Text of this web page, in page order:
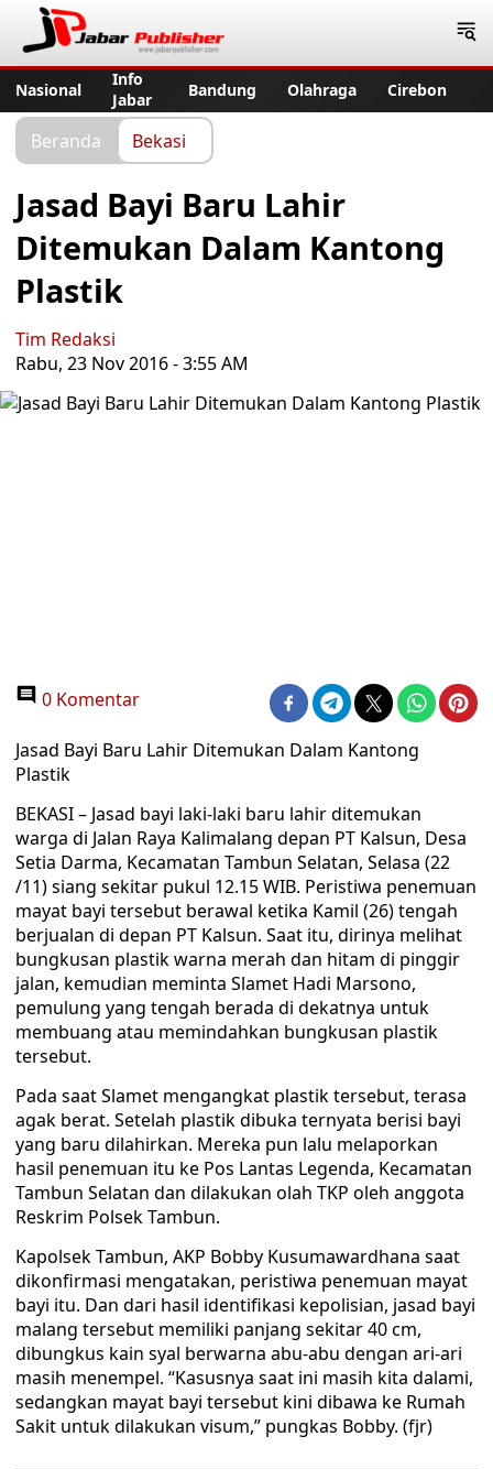
Nasional
Info
Jabar
Bandung Olahraga Cirebon
Beranda Bekasi
Jasad Bayi Baru Lahir
Ditemukan Dalam Kantong
Plastik
Tim Redaksi
Rabu, 23 Nov 2016 - 3:55 AM
0 Komentar
Jasad Bayi Baru Lahir Ditemukan Dalam Kantong
Plastik
BEKASI – Jasad bayi laki-laki baru lahir ditemukan
warga di Jalan Raya Kalimalang depan PT Kalsun, Desa
Setia Darma, Kecamatan Tambun Selatan, Selasa (22
/11) siang sekitar pukul 12.15 WIB. Peristiwa penemuan
mayat bayi tersebut berawal ketika Kamil (26) tengah
berjualan di depan PT Kalsun. Saat itu, dirinya melihat
bungkusan plastik warna merah dan hitam di pinggir
jalan, kemudian meminta Slamet Hadi Marsono,
pemulung yang tengah berada di dekatnya untuk
membuang atau memindahkan bungkusan plastik
tersebut.
Pada saat Slamet mengangkat plastik tersebut, terasa
agak berat. Setelah plastik dibuka ternyata berisi bayi
yang baru dilahirkan. Mereka pun lalu melaporkan
hasil penemuan itu ke Pos Lantas Legenda, Kecamatan
Tambun Selatan dan dilakukan olah TKP oleh anggota
Reskrim Polsek Tambun.
Kapolsek Tambun, AKP Bobby Kusumawardhana saat
dikonfirmasi mengatakan, peristiwa penemuan mayat
bayi itu. Dan dari hasil identifikasi kepolisian, jasad bayi
malang tersebut memiliki panjang sekitar 40 cm,
dibungkus kain syal berwarna abu-abu dengan ari-ari
masih menempel. “Kasusnya saat ini masih kita dalami,
sedangkan mayat bayi tersebut kini dibawa ke Rumah
Sakit untuk dilakukan visum,” pungkas Bobby. (fjr)